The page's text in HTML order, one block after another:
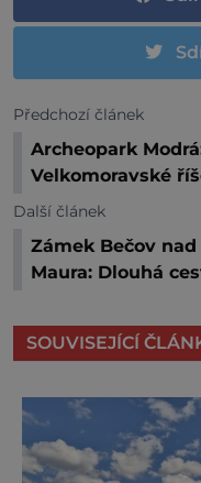
Předchozí článek
Archeopark
Velkomoravské
Další článek
Zámek Bečov
Maura: Dlouhá
SOUVISEJÍCÍ